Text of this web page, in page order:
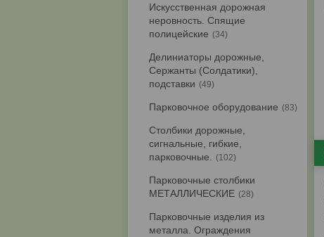
Искусственная дорожная
неровность. Спящие
полицейские
34
Делиниаторы дорожные,
Сержанты (Солдатики),
подставки
49
Парковочное оборудование 83
Столбики дорожные,
сигнальные, гибкие,
парковочные.
102
Парковочные столбики
МЕТАЛЛИЧЕСКИЕ
28
Парковочные изделия из
металла. Ограждения